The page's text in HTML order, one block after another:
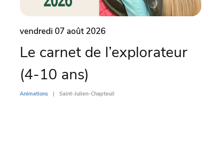
vendredi 07 août 2026
Le carnet de l’explorateur
(4-10 ans)
Animations Saint-Julien-Chapteuil